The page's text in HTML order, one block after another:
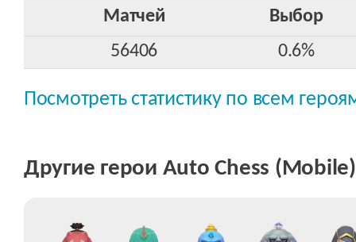
Матчей
Выбор
56406
0.6%
Посмотреть статистику по всем
Другие герои Auto Chess (Mobile)